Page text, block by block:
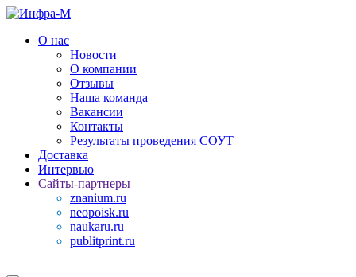
О нас
Новости
О компании
Отзывы
Наша команда
Вакансии
Контакты
Результаты проведения СОУТ
Доставка
Интервью
Сайты-партнеры
znanium.ru
neopoisk.ru
naukaru.ru
publitprint.ru